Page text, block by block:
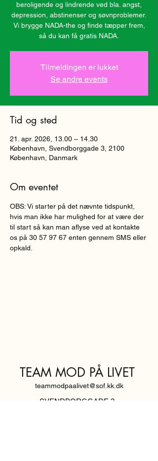
beroligende og lindrende ved bla. angst,
depression, abstinenser og søvnproblemer.
Vi brygge NADA-the og finde tæpper frem,
så du kan få gratis NADA.
Tilmeldingen er lukket
Se andre events
Tid og sted
21. apr. 2026, 13.00 – 14.30
København, Svendborggade 3, 2100
København, Danmark
Om eventet
OBS: Vi starter på det nævnte tidspunkt,
hvis man ikke har mulighed for at være der
til start så kan man aflyse ved at kontakte
os på 30 57 97 67 enten gennem SMS eller
opkald.
TEAM MOD PÅ LIVET
teammodpaalivet@sof.kk.dk
SVENDBORGGADE 3,